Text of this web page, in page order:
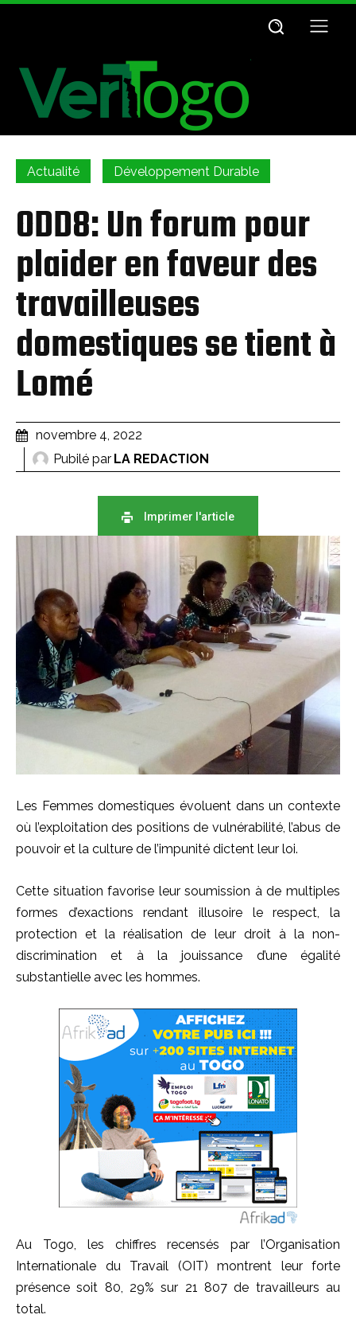
Actualité Développement Durable
ODD8: Un forum pour
plaider en faveur des
travailleuses
domestiques se tient à
Lomé
novembre 4, 2022
Pubilé par LA REDACTION
Imprimer l'article
Les Femmes domestiques évoluent dans un contexte
où l’exploitation des positions de vulnérabilité, l’abus de
pouvoir et la culture de l’impunité dictent leur loi.
Cette situation favorise leur soumission à de multiples
formes d’exactions rendant illusoire le respect, la
protection et la réalisation de leur droit à la non-
discrimination et à la jouissance d’une égalité
substantielle avec les hommes.
Au Togo, les chiffres recensés par l’Organisation
Internationale du Travail (OIT) montrent leur forte
présence soit 80, 29% sur 21 807 de travailleurs au
total.